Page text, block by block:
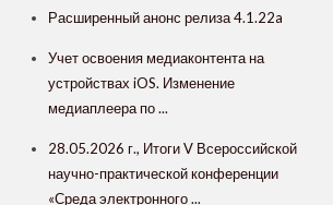
Расширенный анонс релиза 4.1.22a
Учет освоения медиаконтента на
устройствах iOS. Изменение
медиаплеера по ...
28.05.2026 г., Итоги V Всероссийской
научно-практической конференции
«Среда электронного ...